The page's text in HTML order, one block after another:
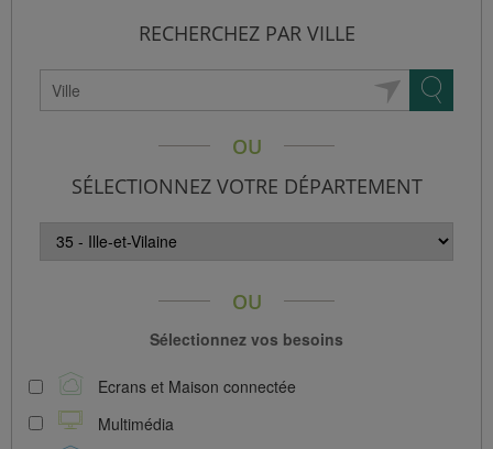
RECHERCHEZ PAR VILLE
OU
SÉLECTIONNEZ VOTRE DÉPARTEMENT
OU
Sélectionnez vos besoins
Ecrans et Maison connectée
Multimédia